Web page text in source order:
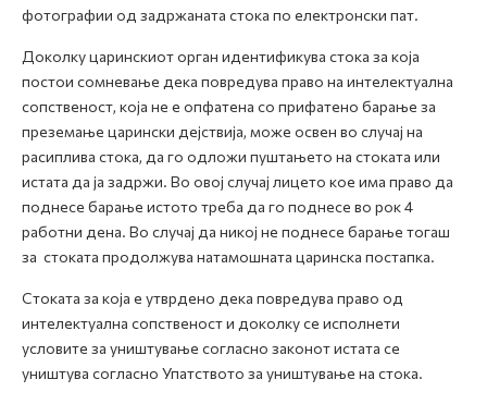
фотографии од задржаната стока по електронски пат.
Доколку царинскиот орган идентификува стока за која
постои сомневање дека повредува право на интелектуална
сопственост, која не е опфатенa со прифатено барање за
преземање царински дејствија, може освен во случај на
расиплива стока, да го одложи пуштањето на стоката или
истата да ја задржи. Во овој случај лицето кое има право да
поднесе барање истото треба да го поднесе во рок 4
работни дена. Во случај да никој не поднесе барање тогаш
за стоката продолжува натамошната царинска постапка.
Стоката за која е утврдено дека повредува право од
интелектуална сопственост и доколку се исполнети
условите за уништување согласно законот истата се
уништува согласно Упатството за уништување на стока.